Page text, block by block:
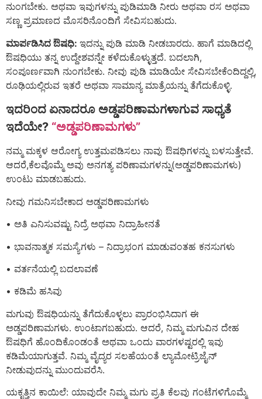
ನುಂಗಬೇಕು. ಅಥವಾ ಇವುಗಳನ್ನು ಪುಡಿಮಾಡಿ ನೀರು ಅಥವಾ ರಸ ಅಥವಾ
ಸಣ್ಣ ಪ್ರಮಾಣದ ಮೊಸರಿನೊಂದಿಗೆ ಸೇವಿಸಬಹುದು.
ಮಾರ್ಪಡಿಸಿದ ಔಷಧಿ: ಇದನ್ನು ಪುಡಿ ಮಾಡಿ ನೀಡಬಾರದು. ಹಾಗೆ ಮಾಡಿದಲ್ಲಿ
ಔಷಧಿಯು ತನ್ನ ಉದ್ದೇಶವನ್ನೇ ಕಳೆದುಕೊಳ್ಳುತ್ತದೆ. ಬದಲಾಗಿ,
ಸಂಪೂರ್ಣವಾಗಿ ನುಂಗಬೇಕು. ನೀವು ಪುಡಿ ಮಾಡಿಯೇ ಸೇವಿಸಬೇಕೆಂದಿದ್ದಲ್ಲಿ,
ರೂಢಿಯಲ್ಲಿರುವ ಇತರೆ ಅಥವಾ ಸಾಮಾನ್ಯ ಮಾತ್ರೆಯನ್ನು ತೆಗೆದುಕೊಳ್ಳಿ.
ಇದರಿಂದ ಏನಾದರೂ ಅಡ್ಡಪರಿಣಾಮಗಳಾಗುವ ಸಾಧ್ಯತೆ
ಇದೆಯೇ? “ಅಡ್ಡಪರಿಣಾಮಗಳು”
ನಮ್ಮ ಮಕ್ಕಳ ಆರೋಗ್ಯ ಉತ್ತಮಪಡಿಸಲು ನಾವು ಔಷಧಿಗಳನ್ನು ಬಳಸುತ್ತೇವೆ.
ಆದರೆ,ಕೆಲವೊಮ್ಮೆ ಅವು ಅನಗತ್ಯ ಪರಿಣಾಮಗಳನ್ನು(ಅಡ್ಡಪರಿಣಾಮಗಳು)
ಉಂಟು ಮಾಡಬಹುದು.
ನೀವು ಗಮನಿಸಬೇಕಾದ ಅಡ್ಡಪರಿಣಾಮಗಳು
• ಅತಿ ಎನಿಸುವಷ್ಟು ನಿದ್ರೆ ಅಥವಾ ನಿದ್ರಾಹೀನತೆ
• ಭಾವನಾತ್ಮಕ ಸಮಸ್ಯೆಗಳು – ನಿದ್ರಾಭಂಗ ಮಾಡುವಂತಹ ಕನಸುಗಳು
• ವರ್ತನೆಯಲ್ಲಿ ಬದಲಾವಣೆ
• ಕಡಿಮೆ ಹಸಿವು
ಮಗುವು ಔಷಧಿಯನ್ನು ತೆಗೆದುಕೊಳ್ಳಲು ಪ್ರಾರಂಭಿಸಿದಾಗ ಈ
ಅಡ್ಡಪರಿಣಾಮಗಳು. ಉಂಟಾಗಬಹುದು. ಆದರೆ, ನಿಮ್ಮ ಮಗುವಿನ ದೇಹ
ಔಷಧಿಗೆ ಹೊಂದಿಕೊಂಡಂತೆ ಅಥವಾ ಒಂದು ವಾರಗಳಷ್ಟರಲ್ಲಿ ಇವು
ಕಡಿಮೆಯಾಗುತ್ತವೆ. ನಿಮ್ಮ ವೈದ್ಯರ ಸಲಹೆಯಂತೆ ಲ್ಯಾಮೋಟ್ರಿಜೈನ್
ನೀಡುವುದನ್ನು ಮುಂದುವರೆಸಿ.
ಯಕೃತ್ತಿನ ಕಾಯಿಲೆ: ಯಾವುದೇ ನಿಮ್ಮ ಮಗು ಪ್ರತಿ ಕೆಲವು ಗಂಟೆಗಳಿಗೊಮ್ಮೆ